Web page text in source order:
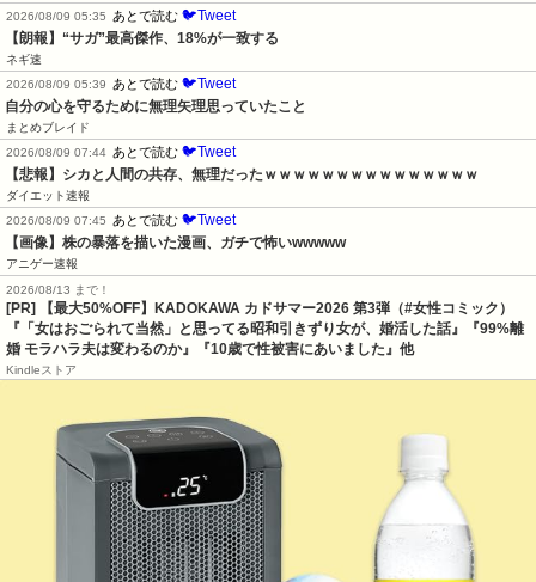
2026/08/09 05:35
あとで読む 🐦Tweet
【朗報】“サガ”最高傑作、18%が一致する
ネギ速
2026/08/09 05:39
あとで読む 🐦Tweet
自分の心を守るために無理矢理思っていたこと
まとめブレイド
2026/08/09 07:44 あとで読む 🐦Tweet
【悲報】シカと人間の共存、無理だったｗｗｗｗｗｗｗｗｗｗｗｗｗｗｗ
ダイエット速報
2026/08/09 07:45
あとで読む 🐦Tweet
【画像】株の暴落を描いた漫画、ガチで怖いwwwww
アニゲー速報
2026/08/13 まで！
[PR]
【最大50%OFF】KADOKAWA カドサマー2026 第3弾（#女性コミック）
『「女はおごられて当然」と思ってる昭和引きずり女が、婚活した話』『99%離
婚 モラハラ夫は変わるのか』『10歳で性被害にあいました』他
Kindleストア